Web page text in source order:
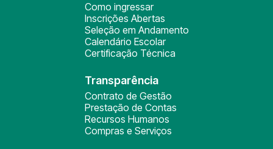
Como ingressar
Inscrições Abertas
Seleção em Andamento
Calendário Escolar
Certificação Técnica
Transparência
Contrato de Gestão
Prestação de Contas
Recursos Humanos
Compras e Serviços